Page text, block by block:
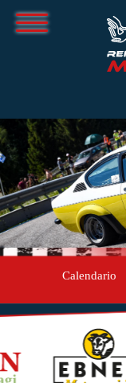
Calendario